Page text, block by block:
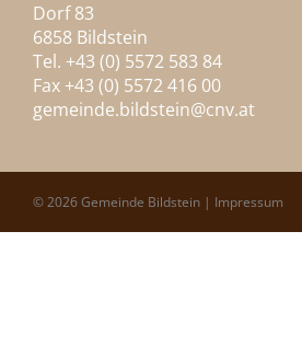
Dorf 83
6858 Bildstein
Tel. +43 (0) 5572 583 84
Fax +43 (0) 5572 416 00
gemeinde.bildstein@cnv.at
© 2026 Gemeinde Bildstein | Impressum